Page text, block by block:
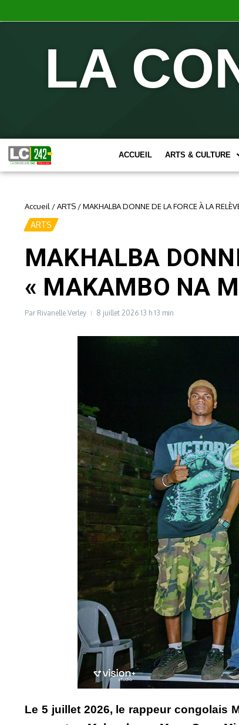
LA
ACCUEIL ARTS & CULTURE
Accueil /ARTS /MAKHALBA DONNE DE LA FORCE À LA
ARTS
MAKHALBA
« MAKAMBO NA
Par Rivanelle Verley 8 juillet 2026 13 h 13 min
Le 5 juillet 2026, le rappeur congolais